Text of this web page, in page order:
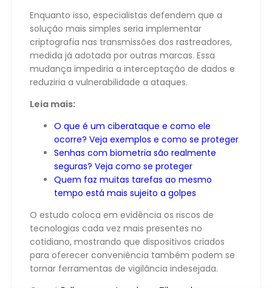
Enquanto isso, especialistas defendem que a
solução mais simples seria implementar
criptografia nas transmissões dos rastreadores,
medida já adotada por outras marcas. Essa
mudança impediria a interceptação de dados e
reduziria a vulnerabilidade a ataques.
Leia mais:
O que é um ciberataque e como ele
ocorre? Veja exemplos e como se proteger
Senhas com biometria são realmente
seguras? Veja como se proteger
Quem faz muitas tarefas ao mesmo
tempo está mais sujeito a golpes
O estudo coloca em evidência os riscos de
tecnologias cada vez mais presentes no
cotidiano, mostrando que dispositivos criados
para oferecer conveniência também podem se
tornar ferramentas de vigilância indesejada.